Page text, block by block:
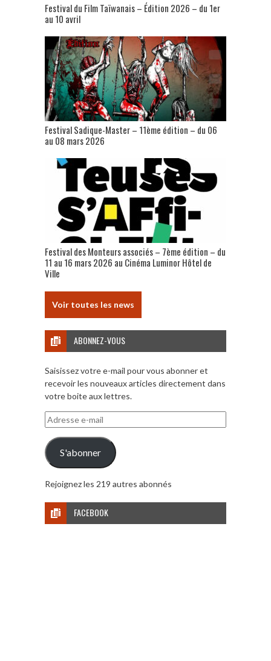
Festival du Film Taïwanais – Édition 2026 – du 1er
au 10 avril
Festival Sadique-Master – 11ème édition – du 06
au 08 mars 2026
Festival des Monteurs associés – 7ème édition – du
11 au 16 mars 2026 au Cinéma Luminor Hôtel de
Ville
Voir toutes les news
ABONNEZ-VOUS
Saisissez votre e-mail pour vous abonner et
recevoir les nouveaux articles directement dans
votre boite aux lettres.
Adresse
e-
mail
S'abonner
Rejoignez les 219 autres abonnés
FACEBOOK